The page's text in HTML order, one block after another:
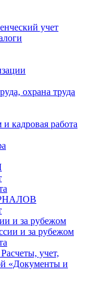
учет
охрана труда
кадровая работа
и за рубежом
и за рубежом
учет,
«Документы и